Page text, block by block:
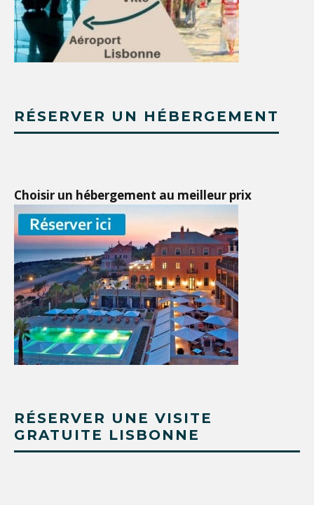
RÉSERVER UN HÉBERGEMENT
Choisir un hébergement au meilleur prix
RÉSERVER UNE VISITE
GRATUITE LISBONNE